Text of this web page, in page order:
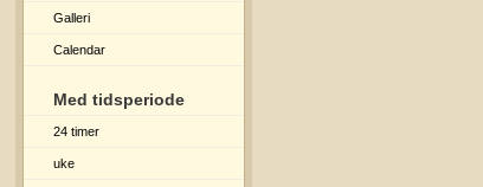
Galleri
Calendar
Med tidsperiode
24 timer
uke